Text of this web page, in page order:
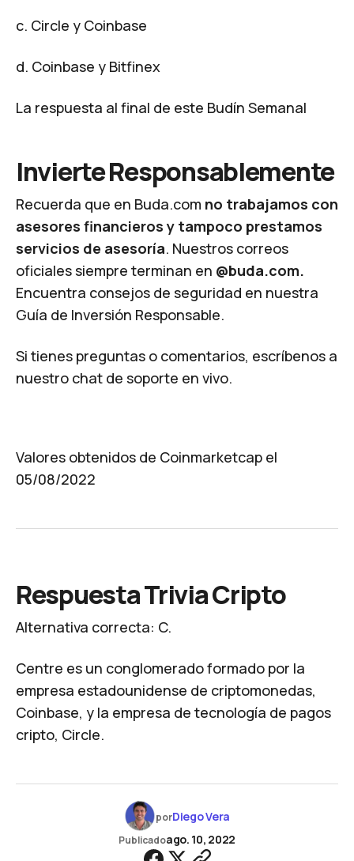
c. Circle y Coinbase
d. Coinbase y Bitfinex
La respuesta al final de este Budín Semanal
Invierte Responsablemente
Recuerda que en Buda.com no trabajamos con
asesores financieros y tampoco prestamos
servicios de asesoría. Nuestros correos
oficiales siempre terminan en @buda.com.
Encuentra consejos de seguridad en nuestra
Guía de Inversión Responsable.
Si tienes preguntas o comentarios, escríbenos a
nuestro chat de soporte en vivo.
Valores obtenidos de Coinmarketcap el
05/08/2022
Respuesta Trivia Cripto
Alternativa correcta: C.
Centre es un conglomerado formado por la
empresa estadounidense de criptomonedas,
Coinbase, y la empresa de tecnología de pagos
cripto, Circle.
porDiego Vera
Publicadoago. 10, 2022